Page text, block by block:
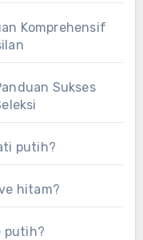
Komprehensif
Sukses
putih?
hitam?
putih?